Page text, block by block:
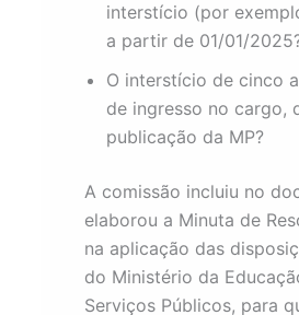
interstício (por
a partir de 01/01/
O interstício de cinco
de ingresso no cargo,
publicação da MP?
A comissão incluiu no
elaborou a Minuta de
na aplicação das
do Ministério da
Serviços Públicos, para